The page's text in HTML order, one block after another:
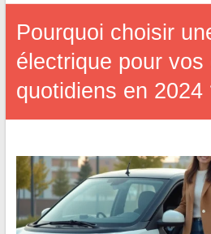
Pourquoi choisir
électrique pour vos
quotidiens en 2024